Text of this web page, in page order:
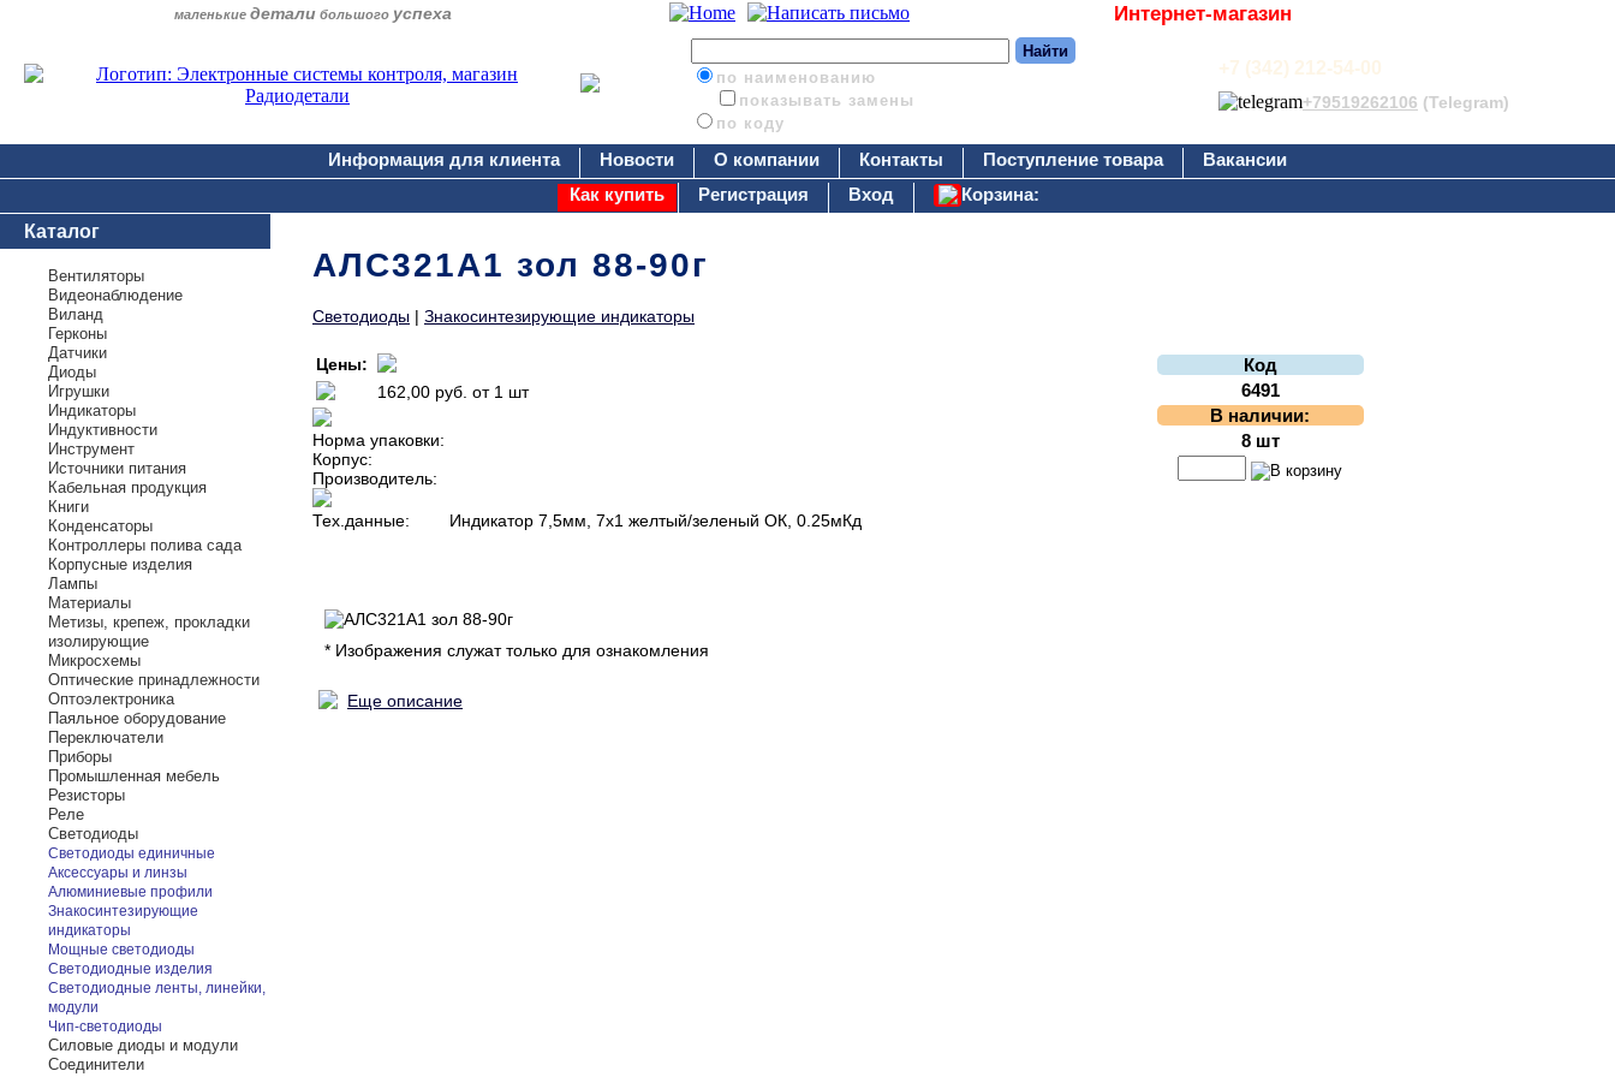
маленькие детали большого успеха Интернет-магазин
по наименованию
показывать замены
по коду
+7 (342) 212-54-00
+79519262106 (Telegram)
Информация для клиента Новости О компании Контакты Поступление товара
Вакансии
Как купить
Регистрация Вход
Корзина:
Каталог
Вентиляторы
Видеонаблюдение
Виланд
Герконы
Датчики
Диоды
Игрушки
Индикаторы
Индуктивности
Инструмент
Источники питания
Кабельная продукция
Книги
Конденсаторы
Контроллеры полива сада
Корпусные изделия
Лампы
Материалы
Метизы, крепеж, прокладки
изолирующие
Микросхемы
Оптические принадлежности
Оптоэлектроника
Паяльное оборудование
Переключатели
Приборы
Промышленная мебель
Резисторы
Реле
Светодиоды
Светодиоды единичные
Аксессуары и линзы
Алюминиевые профили
Знакосинтезирующие
индикаторы
Мощные светодиоды
Светодиодные изделия
Светодиодные ленты, линейки,
модули
Чип-светодиоды
Силовые диоды и модули
Соединители
АЛС321А1 зол 88-90г
Светодиоды | Знакосинтезирующие индикаторы
Цены:
162,00 руб. от 1 шт
Норма упаковки:
Корпус:
Производитель:
Тех.данные: Индикатор 7,5мм, 7х1 желтый/зеленый ОК, 0.25мКд
Код
6491
В наличии:
8 шт
* Изображения служат только для ознакомления
Еще описание